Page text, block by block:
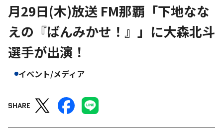
月29日(木)放送 FM那覇「下地なな
えの『ばんみかせ！』」に大森北斗
選手が出演！
イベント/メディア
SHARE